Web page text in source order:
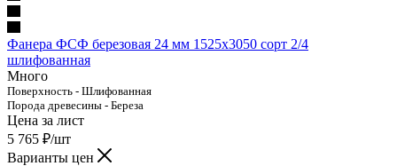
Фанера ФСФ березовая 24 мм 1525х3050 сорт 2/4
шлифованная
Много
Поверхность - Шлифованная
Порода древесины - Береза
Цена за лист
5 765 ₽/шт
Варианты цен